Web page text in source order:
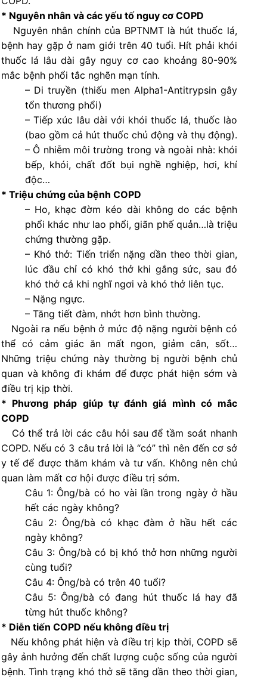
* Nguyên nhân và các yếu tố nguy cơ COPD
Nguyên nhân chính của BPTNMT là hút thuốc lá,
bệnh hay gặp ở nam giới trên 40 tuổi. Hít phải khói
thuốc lá lâu dài gây nguy cơ cao khoảng 80-90%
mắc bệnh phổi tắc nghẽn mạn tính.
– Di truyền (thiếu men Alpha1-Antitrypsin gây
tổn thương phổi)
– Tiếp xúc lâu dài với khói thuốc lá, thuốc lào
(bao gồm cả hút thuốc chủ động và thụ động).
– Ô nhiễm môi trường trong và ngoài nhà: khói
bếp, khói, chất đốt bụi nghề nghiệp, hơi, khí
độc…
* Triệu chứng của bệnh COPD
– Ho, khạc đờm kéo dài không do các bệnh
phổi khác như lao phổi, giãn phế quản…là triệu
chứng thường gặp.
– Khó thở: Tiến triển nặng dần theo thời gian,
lúc đầu chỉ có khó thở khi gắng sức, sau đó
khó thở cả khi nghĩ ngơi và khó thở liên tục.
– Nặng ngực.
– Tăng tiết đàm, nhớt hơn bình thường.
Ngoài ra nếu bệnh ở mức độ nặng người bệnh có
thể có cảm giác ăn mất ngon, giảm cân, sốt…
Những triệu chứng này thường bị người bệnh chủ
quan và không đi khám để được phát hiện sớm và
điều trị kịp thời.
* Phương pháp giúp tự đánh giá mình có mắc
COPD
Có thể trả lời các câu hỏi sau để tầm soát nhanh
COPD. Nếu có 3 câu trả lời là “có” thì nên đến cơ sở
y tế để được thăm khám và tư vấn. Không nên chủ
quan làm mất cơ hội được điều trị sớm.
Câu 1: Ông/bà có ho vài lần trong ngày ở hầu
hết các ngày không?
Câu 2: Ông/bà có khạc đàm ở hầu hết các
ngày không?
Câu 3: Ông/bà có bị khó thở hơn những người
cùng tuổi?
Câu 4: Ông/bà có trên 40 tuổi?
Câu 5: Ông/bà có đang hút thuốc lá hay đã
từng hút thuốc không?
* Diễn tiến COPD nếu không điều trị
Nếu không phát hiện và điều trị kịp thời, COPD sẽ
gây ảnh hưởng đến chất lượng cuộc sống của người
bệnh. Tình trạng khó thở sẽ tăng dần theo thời gian,